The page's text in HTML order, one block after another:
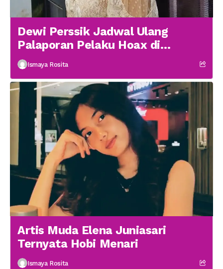
Dewi Perssik Jadwal Ulang
Palaporan Pelaku Hoax di
Medsos
Ismaya Rosita
Artis Muda Elena Juniasari
Ternyata Hobi Menari
Ismaya Rosita